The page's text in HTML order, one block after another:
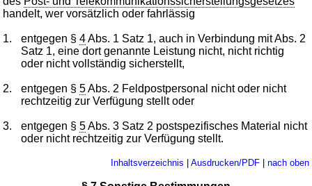
handelt, wer vorsätzlich oder fahrlässig
1. entgegen §4Abs. 1 Satz 1, auch in Verbindung mit Abs. 2
Satz 1, eine dort genannte Leistung nicht, nicht richtig
oder nicht vollständig sicherstellt,
2. entgegen §5Abs. 2 Feldpostpersonal nicht oder nicht
rechtzeitig zur Verfügung stellt oder
3. entgegen §5Abs. 3 Satz 2 postspezifisches Material nicht
oder nicht rechtzeitig zur Verfügung stellt.
Inhaltsverzeichnis Ausdrucken/PDF| nach oben